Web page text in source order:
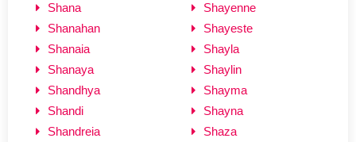
Shana
Shanahan
Shanaia
Shanaya
Shandhya
Shandi
Shandreia
Shayenne
Shayeste
Shayla
Shaylin
Shayma
Shayna
Shaza